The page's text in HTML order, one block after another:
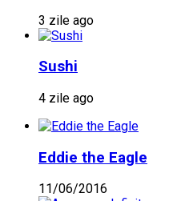
3 zile ago
Sushi
4 zile ago
Eddie the Eagle
11/06/2016